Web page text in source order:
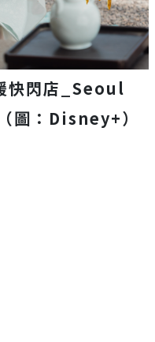
快閃店_Seoul
：Disney+）